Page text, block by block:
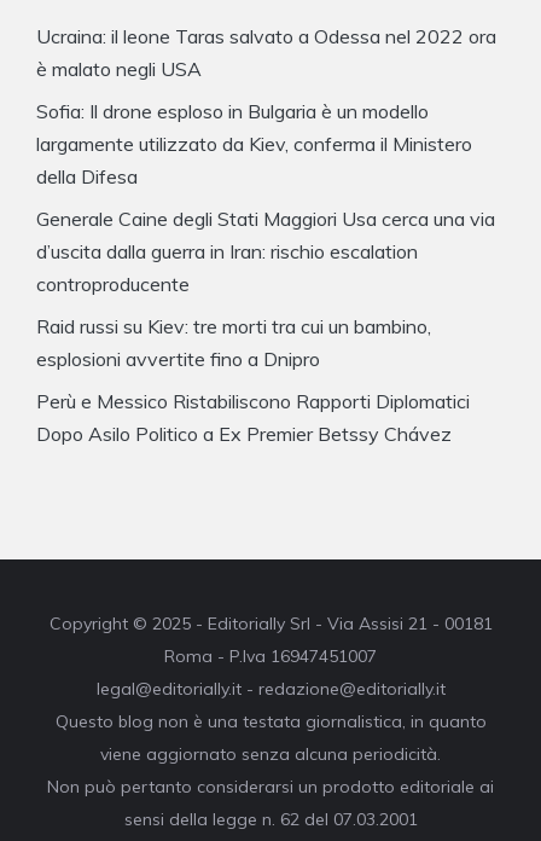
Ucraina: il leone Taras salvato a Odessa nel 2022 ora
è malato negli USA
Sofia: Il drone esploso in Bulgaria è un modello
largamente utilizzato da Kiev, conferma il Ministero
della Difesa
Generale Caine degli Stati Maggiori Usa cerca una via
d’uscita dalla guerra in Iran: rischio escalation
controproducente
Raid russi su Kiev: tre morti tra cui un bambino,
esplosioni avvertite fino a Dnipro
Perù e Messico Ristabiliscono Rapporti Diplomatici
Dopo Asilo Politico a Ex Premier Betssy Chávez
Copyright © 2025 - Editorially Srl - Via Assisi 21 - 00181
Roma - P.Iva 16947451007
legal@editorially.it - redazione@editorially.it
Questo blog non è una testata giornalistica, in quanto
viene aggiornato senza alcuna periodicità.
Non può pertanto considerarsi un prodotto editoriale ai
sensi della legge n. 62 del 07.03.2001